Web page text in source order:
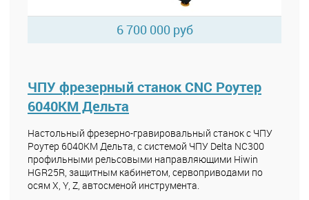
6 700 000 руб
ЧПУ фрезерный станок CNC Роутер
6040КМ Дельта
Настольный фрезерно-гравировальный станок с ЧПУ
Роутер 6040КМ Дельта, с системой ЧПУ Delta NC300
профильными рельсовыми направляющими Hiwin
HGR25R, защитным кабинетом, сервоприводами по
осям X, Y, Z, автосменой инструмента.